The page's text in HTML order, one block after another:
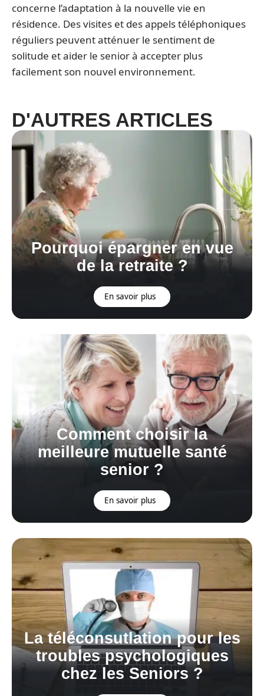
concerne l’adaptation à la nouvelle vie en
résidence. Des visites et des appels téléphoniques
réguliers peuvent atténuer le sentiment de
solitude et aider le senior à accepter plus
facilement son nouvel environnement.
D'AUTRES ARTICLES
Pourquoi épargner en vue
de la retraite ?
En savoir plus
Comment choisir la
meilleure mutuelle santé
senior ?
En savoir plus
La téléconsutlation pour les
troubles psychologiques
chez les Seniors ?